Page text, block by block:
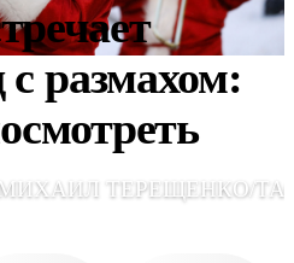
размахом:
ТЕРЕЩЕНКО/